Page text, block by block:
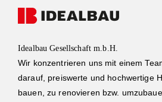
Idealbau Gesellschaft m.b.H.
Wir konzentrieren uns mit einem
darauf, preiswerte und hochwertige
bauen, zu renovieren bzw.